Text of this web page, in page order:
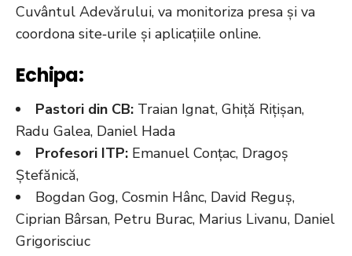
Cuvântul Adevărului, va monitoriza presa și va
coordona site‑urile și aplicațiile online.
Echipa:
Pastori din CB: Traian Ignat, Ghiță Rițișan,
Radu Galea, Daniel Hada
Profesori ITP: Emanuel Conțac, Dragoș
Ștefănică,
Bogdan Gog, Cosmin Hânc, David Reguș,
Ciprian Bârsan, Petru Burac, Marius Livanu, Daniel
Grigorisciuc